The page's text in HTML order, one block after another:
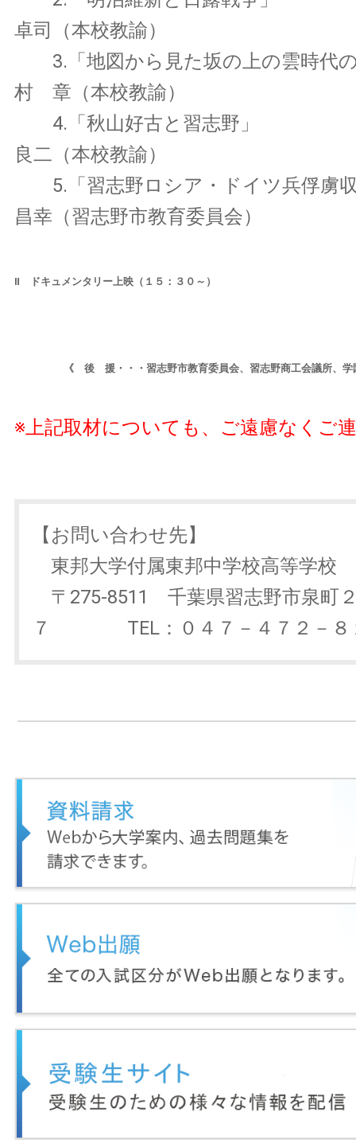
卓司（本校教諭）
3.「地図から見た坂の上の雲時代
村 章（本校教諭）
4.「秋山好古と習志
良二（本校教諭）
5.「習志野ロシア・ドイツ兵俘
昌幸（習志野市教育委員会）
Ⅱ ドキュメンタリー上映（１５：３０～）
《 後 援・・・習志野市教育委員会、習志野商工会議所、
※上記取材についても、ご遠慮なくご
【お問い合わせ先】
東邦大学付属東邦中学校高等学校
〒275-8511 千葉県習志野市泉町
７ TEL：０４７－４７２－８